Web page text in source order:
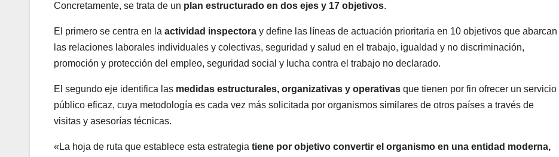
Concretamente, se trata de un plan estructurado en dos ejes y 17 objetivos.
El primero se centra en la actividad inspectora y define las líneas de actuación prioritaria en 10 objetivos que abarcan
las relaciones laborales individuales y colectivas, seguridad y salud en el trabajo, igualdad y no discriminación,
promoción y protección del empleo, seguridad social y lucha contra el trabajo no declarado.
El segundo eje identifica las medidas estructurales, organizativas y operativas que tienen por fin ofrecer un servicio
público eficaz, cuya metodología es cada vez más solicitada por organismos similares de otros países a través de
visitas y asesorías técnicas.
«La hoja de ruta que establece esta estrategia tiene por objetivo convertir el organismo en una entidad moderna,